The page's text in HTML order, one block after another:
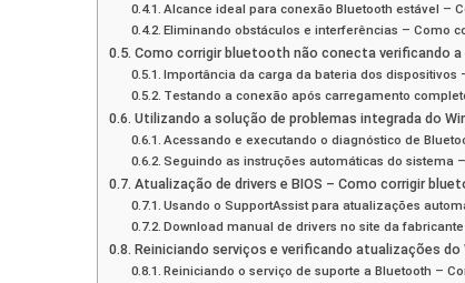
Alcance ideal para conexão Bluetooth estável –
Eliminando obstáculos e interferências – Como
Como corrigir bluetooth não conecta verificando a
Importância da carga da bateria dos
Testando a conexão após carregamento
Utilizando a solução de problemas integrada do
Acessando e executando o diagnóstico de
Seguindo as instruções automáticas do sistema
Atualização de drivers e BIOS – Como corrigir
Usando o SupportAssist para atualizações
Download manual de drivers no site da
Reiniciando serviços e verificando atualizações
Reiniciando o serviço de suporte a Bluetooth –